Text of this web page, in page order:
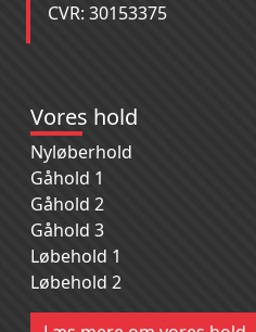
Vores hold
Nyløberhold
Gåhold 1
Gåhold 2
Gåhold 3
Løbehold 1
Løbehold 2
CVR: 30153375